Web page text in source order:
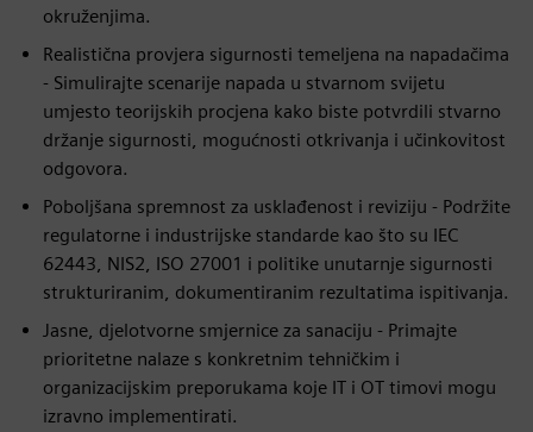
okruženjima.
Realistična provjera sigurnosti temeljena na napadačima
- Simulirajte scenarije napada u stvarnom svijetu
umjesto teorijskih procjena kako biste potvrdili stvarno
držanje sigurnosti, mogućnosti otkrivanja i učinkovitost
odgovora.
Poboljšana spremnost za usklađenost i reviziju - Podržite
regulatorne i industrijske standarde kao što su IEC
62443, NIS2, ISO 27001 i politike unutarnje sigurnosti
strukturiranim, dokumentiranim rezultatima ispitivanja.
Jasne, djelotvorne smjernice za sanaciju - Primajte
prioritetne nalaze s konkretnim tehničkim i
organizacijskim preporukama koje IT i OT timovi mogu
izravno implementirati.